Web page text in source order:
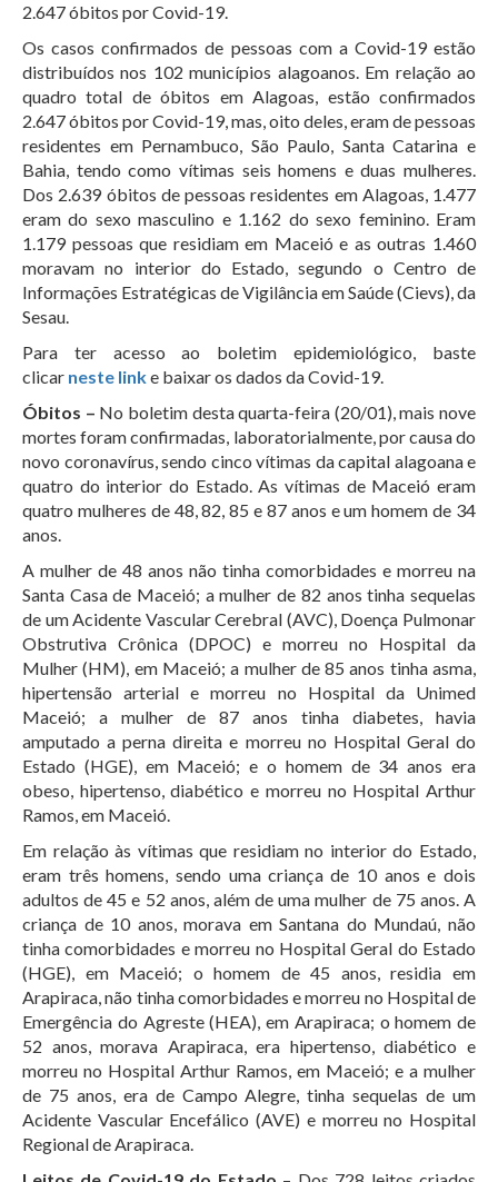
2.647 óbitos por Covid-19.
Os casos confirmados de pessoas com a Covid-19 estão
distribuídos nos 102 municípios alagoanos. Em relação ao
quadro total de óbitos em Alagoas, estão confirmados
2.647 óbitos por Covid-19, mas, oito deles, eram de pessoas
residentes em Pernambuco, São Paulo, Santa Catarina e
Bahia, tendo como vítimas seis homens e duas mulheres.
Dos 2.639 óbitos de pessoas residentes em Alagoas, 1.477
eram do sexo masculino e 1.162 do sexo feminino. Eram
1.179 pessoas que residiam em Maceió e as outras 1.460
moravam no interior do Estado, segundo o Centro de
Informações Estratégicas de Vigilância em Saúde (Cievs), da
Sesau.
Para ter acesso ao boletim epidemiológico, baste
clicar neste linke baixar os dados da Covid-19.
Óbitos – No boletim desta quarta-feira (20/01), mais nove
mortes foram confirmadas, laboratorialmente, por causa do
novo coronavírus, sendo cinco vítimas da capital alagoana e
quatro do interior do Estado. As vítimas de Maceió eram
quatro mulheres de 48, 82, 85 e 87 anos e um homem de 34
anos.
A mulher de 48 anos não tinha comorbidades e morreu na
Santa Casa de Maceió; a mulher de 82 anos tinha sequelas
de um Acidente Vascular Cerebral (AVC), Doença Pulmonar
Obstrutiva Crônica (DPOC) e morreu no Hospital da
Mulher (HM), em Maceió; a mulher de 85 anos tinha asma,
hipertensão arterial e morreu no Hospital da Unimed
Maceió; a mulher de 87 anos tinha diabetes, havia
amputado a perna direita e morreu no Hospital Geral do
Estado (HGE), em Maceió; e o homem de 34 anos era
obeso, hipertenso, diabético e morreu no Hospital Arthur
Ramos, em Maceió.
Em relação às vítimas que residiam no interior do Estado,
eram três homens, sendo uma criança de 10 anos e dois
adultos de 45 e 52 anos, além de uma mulher de 75 anos. A
criança de 10 anos, morava em Santana do Mundaú, não
tinha comorbidades e morreu no Hospital Geral do Estado
(HGE), em Maceió; o homem de 45 anos, residia em
Arapiraca, não tinha comorbidades e morreu no Hospital de
Emergência do Agreste (HEA), em Arapiraca; o homem de
52 anos, morava Arapiraca, era hipertenso, diabético e
morreu no Hospital Arthur Ramos, em Maceió; e a mulher
de 75 anos, era de Campo Alegre, tinha sequelas de um
Acidente Vascular Encefálico (AVE) e morreu no Hospital
Regional de Arapiraca.